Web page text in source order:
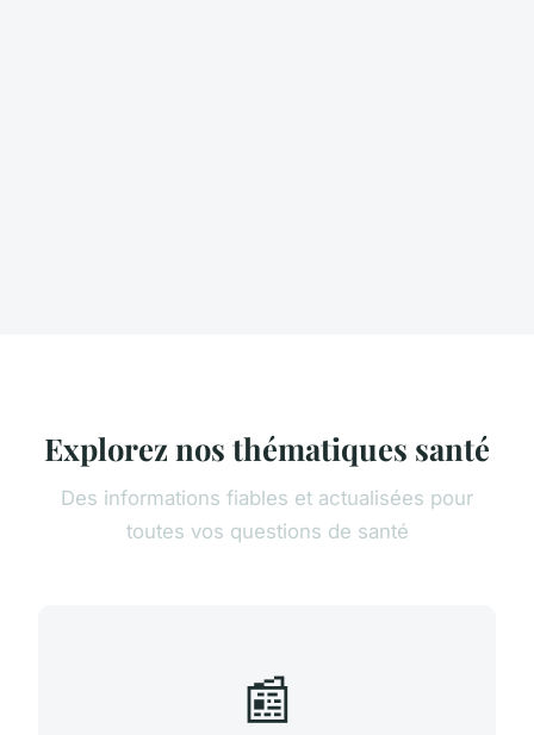
Explorez nos thématiques santé
Des informations fiables et actualisées pour
toutes vos questions de santé
📰